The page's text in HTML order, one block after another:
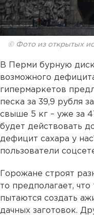
© Фото из открытых
В Перми бурную
возможного
гипермаркетов
песка за 39,9 рубля
свыше 5 кг – уже за
будет действовать
дефицит сахара у
пользователи
Горожане строят
то предполагает,
пытаются создать
дачных заготовок.